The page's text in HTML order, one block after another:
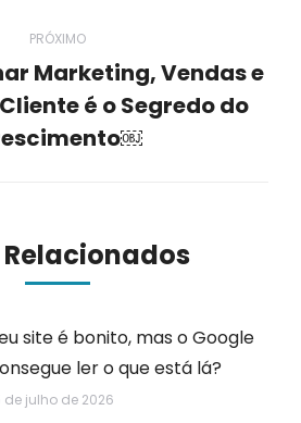
PRÓXIMO
Próximo
post:
Marketing, Vendas e
é o Segredo do
Relacionados
site é bonito, mas o Google
ler o que está lá?
de julho de 2026